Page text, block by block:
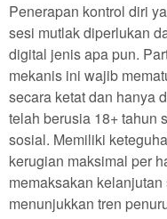
Penerapan kontrol diri
sesi mutlak diperlukan
digital jenis apa pun.
mekanis ini wajib
secara ketat dan hanya
telah berusia 18+ tahun
sosial. Memiliki
kerugian maksimal per
memaksakan
menunjukkan tren